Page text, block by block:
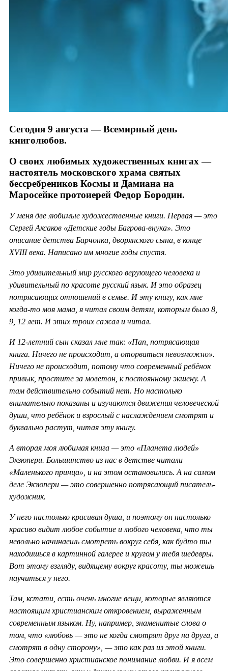
Сегодня 9 августа — Всемирный день
книголюбов.
О своих любимых художественных книгах —
настоятель московского храма святых
бессребреников Космы и Дамиана на
Маросейке протоиерей Федор Бородин.
У меня две любимые художественные книги. Первая — это
Сергей Аксаков «Детские годы Багрова-внука». Это
описание детства Барчонка, дворянского сына, в конце
XVIII века. Написано им многие годы спустя.
Это удивительный мир русского верующего человека и
удивительный по красоте русский язык. И это образец
потрясающих отношений в семье. И эту книгу, как мне
когда-то моя мама, я читал своим детям, которым было 8,
9, 12 лет. И этих троих сажал и читал.
И 12-летний сын сказал мне так: «Пап, потрясающая
книга. Ничего не происходит, а оторваться невозможно».
Ничего не происходит, потому что современный ребёнок
привык, простите за моветон, к постоянному экшену. А
там действительно событий нет. Но настолько
внимательно показаны и изучаются движения человеческой
души, что ребёнок и взрослый с наслаждением смотрят и
буквально растут, читая эту книгу.
А вторая моя любимая книга — это «Планета людей»
Экзюпери. Большинство из нас в детстве читали
«Маленького принца», и на этом остановились. А на самом
деле Экзюпери — это совершенно потрясающий писатель-
художник.
У него настолько красивая душа, и поэтому он настолько
красиво видит любое событие и любого человека, что ты
невольно начинаешь смотреть вокруг себя, как будто ты
находишься в картинной галерее и кругом у тебя шедевры.
Вот этому взгляду, видящему вокруг красоту, ты можешь
научиться у него.
Там, кстати, есть очень многие вещи, которые являются
настоящим христианским откровением, выраженным
современным языком. Ну, например, знаменитые слова о
том, что «любовь — это не когда смотрят друг на друга, а
смотрят в одну сторону», — это как раз из этой книги.
Это совершенно христианское понимание любви. И я всем